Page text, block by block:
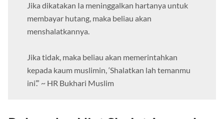
Jika dikatakan Ia meninggalkan hartanya untuk
membayar hutang, maka beliau akan
menshalatkannya.
Jika tidak, maka beliau akan memerintahkan
kepada kaum muslimin, ‘Shalatkan lah temanmu
ini’.” ~ HR Bukhari Muslim